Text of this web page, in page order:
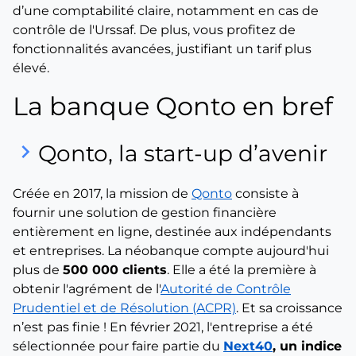
d’une comptabilité claire, notamment en cas de
contrôle de l'Urssaf. De plus, vous profitez de
fonctionnalités avancées, justifiant un tarif plus
élevé.
La banque Qonto en bref
keyboard_arrow_right Qonto, la start-up d’avenir
Créée en 2017, la mission de Qonto consiste à
fournir une solution de gestion financière
entièrement en ligne, destinée aux indépendants
et entreprises. La néobanque compte aujourd'hui
plus de 500 000 clients. Elle a été la première à
obtenir l'agrément de l'Autorité de Contrôle
Prudentiel et de Résolution (ACPR). Et sa croissance
n’est pas finie ! En février 2021, l'entreprise a été
sélectionnée pour faire partie du Next40, un indice